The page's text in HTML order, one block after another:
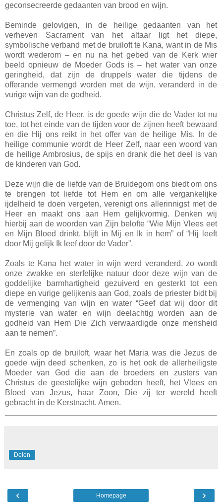
geconsecreerde gedaanten van brood en wijn.
Beminde gelovigen, in de heilige gedaanten van het
verheven Sacrament van het altaar ligt het diepe,
symbolische verband met de bruiloft te Kana, want in de Mis
wordt wederom – en nu na het gebed van de Kerk wier
beeld opnieuw de Moeder Gods is – het water van onze
geringheid, dat zijn de druppels water die tijdens de
offerande vermengd worden met de wijn, veranderd in de
vurige wijn van de godheid.
Christus Zelf, de Heer, is de goede wijn die de Vader tot nu
toe, tot het einde van de tijden voor de zijnen heeft bewaard
en die Hij ons reikt in het offer van de heilige Mis. In de
heilige communie wordt de Heer Zelf, naar een woord van
de heilige Ambrosius, de spijs en drank die het deel is van
de kinderen van God.
Deze wijn die de liefde van de Bruidegom ons biedt om ons
te brengen tot liefde tot Hem en om alle vergankelijke
ijdelheid te doen vergeten, verenigt ons allerinnigst met de
Heer en maakt ons aan Hem gelijkvormig. Denken wij
hierbij aan de woorden van Zijn belofte “Wie Mijn Vlees eet
en Mijn Bloed drinkt, blijft in Mij en Ik in hem” of “Hij leeft
door Mij gelijk Ik leef door de Vader”.
Zoals te Kana het water in wijn werd veranderd, zo wordt
onze zwakke en sterfelijke natuur door deze wijn van de
goddelijke barmhartigheid gezuiverd en gesterkt tot een
diepe en vurige gelijkenis aan God, zoals de priester bidt bij
de vermenging van wijn en water “Geef dat wij door dit
mysterie van water en wijn deelachtig worden aan de
godheid van Hem Die Zich verwaardigde onze mensheid
aan te nemen”.
En zoals op de bruiloft, waar het Maria was die Jezus de
goede wijn deed schenken, zo is het ook de allerheiligste
Moeder van God die aan de broeders en zusters van
Christus de geestelijke wijn geboden heeft, het Vlees en
Bloed van Jezus, haar Zoon, Die zij ter wereld heeft
gebracht in de Kerstnacht. Amen.
Delen
‹ ›
Homepage